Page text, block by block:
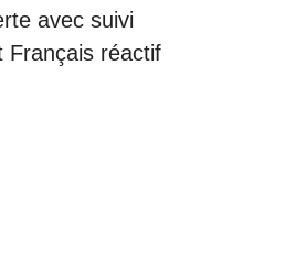
avec suivi
Français réactif